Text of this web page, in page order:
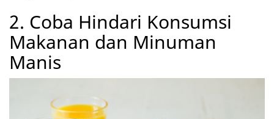
2. Coba Hindari Konsumsi
Makanan dan Minuman
Manis